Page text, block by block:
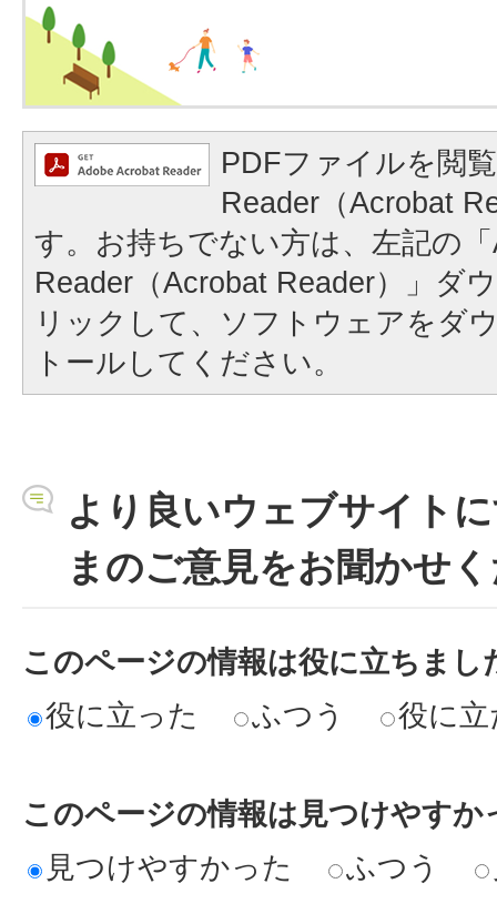
PDFファイルを閲
Reader（Acrobat
す。お持ちでない方は、左記の
Reader（Acrobat Reader）」ダ
リックして、ソフトウェアをダ
トールしてください。
より良いウェブサイト
まのご意見をお聞かせ
このページの情報は役に立ちまし
役に立った
ふつう 役に
このページの情報は見つけやすか
見つけやすかった
ふつう